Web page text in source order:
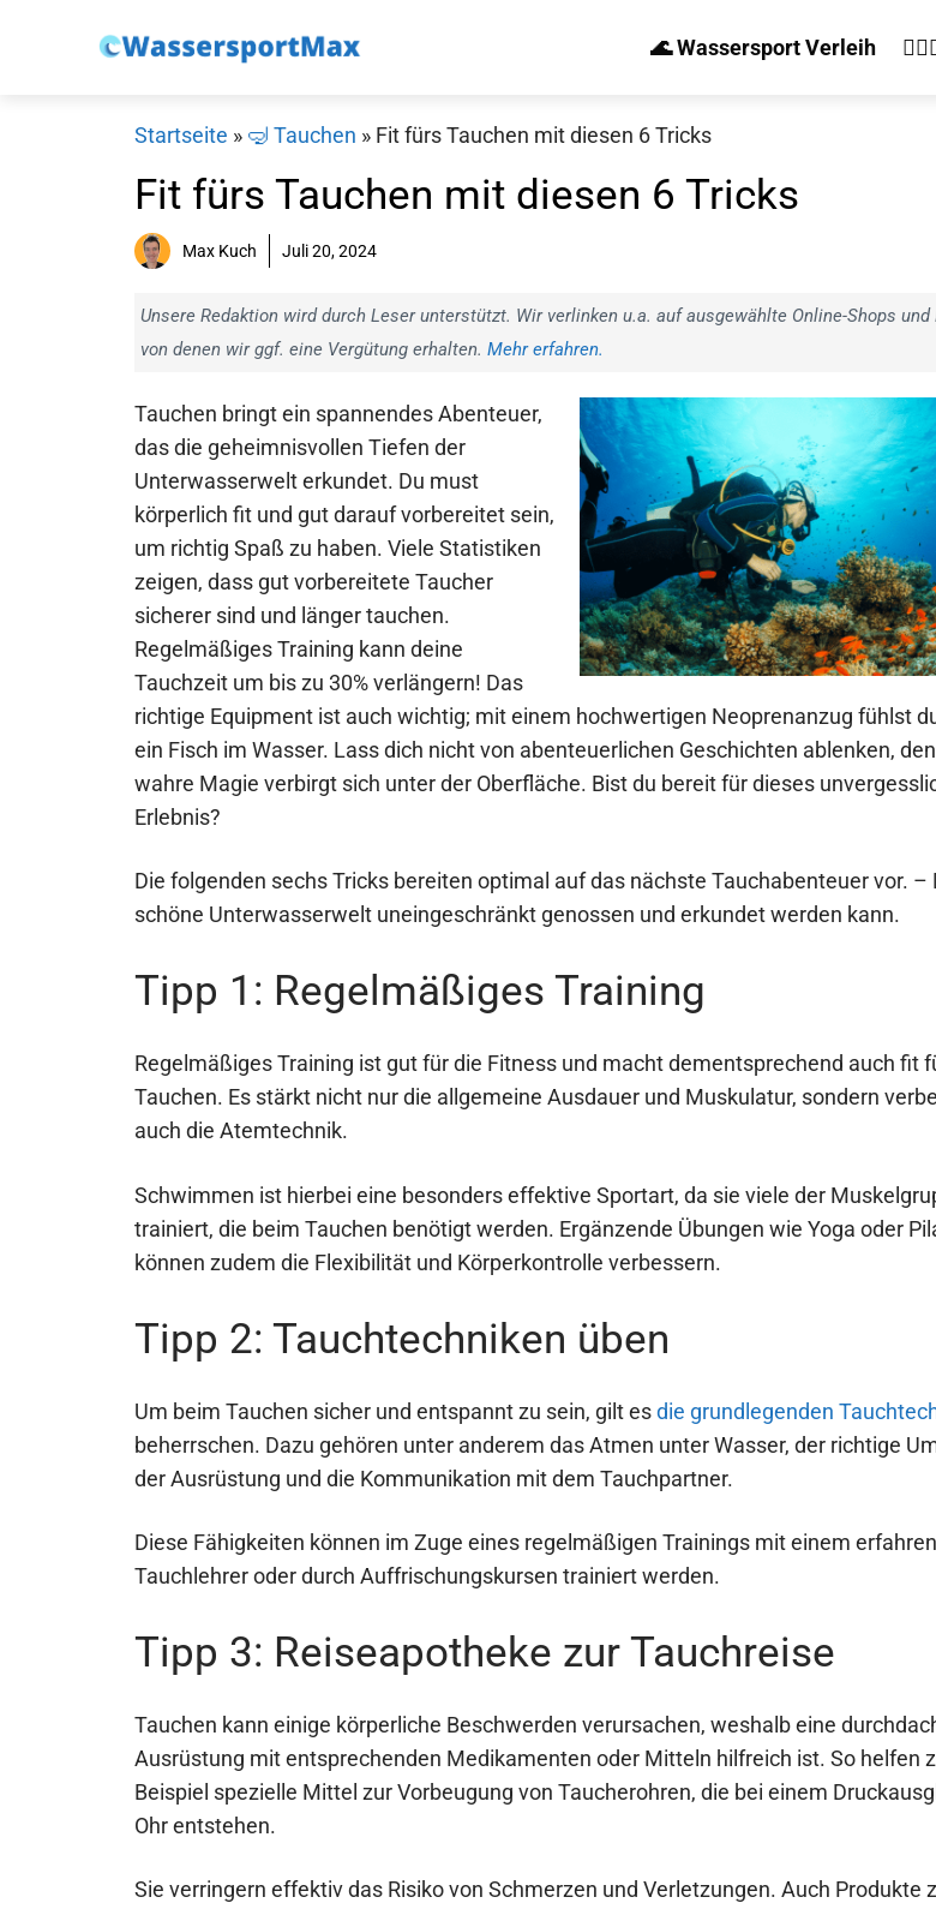
🌊 Wassersport Verleih
Startseite » 🤿 Tauchen » Fit fürs Tauchen mit diesen 6 Tricks
Fit fürs Tauchen mit diesen 6 Tricks
Max Kuch Juli 20, 2024
Unsere Redaktion wird durch Leser unterstützt. Wir verlinken u.a. auf ausgewählte Online-Shops und
von denen wir ggf. eine Vergütung erhalten. Mehr erfahren.
Tauchen bringt ein spannendes Abenteuer,
das die geheimnisvollen Tiefen der
Unterwasserwelt erkundet. Du must
körperlich fit und gut darauf vorbereitet sein,
um richtig Spaß zu haben. Viele Statistiken
zeigen, dass gut vorbereitete Taucher
sicherer sind und länger tauchen.
Regelmäßiges Training kann deine
Tauchzeit um bis zu 30% verlängern! Das
richtige Equipment ist auch wichtig; mit einem hochwertigen Neoprenanzug fühlst
ein Fisch im Wasser. Lass dich nicht von abenteuerlichen Geschichten ablenken,
wahre Magie verbirgt sich unter der Oberfläche. Bist du bereit für dieses
Erlebnis?
Die folgenden sechs Tricks bereiten optimal auf das nächste Tauchabenteuer vor. –
schöne Unterwasserwelt uneingeschränkt genossen und erkundet werden kann.
Tipp 1: Regelmäßiges Training
Regelmäßiges Training ist gut für die Fitness und macht dementsprechend auch fit
Tauchen. Es stärkt nicht nur die allgemeine Ausdauer und Muskulatur, sondern
auch die Atemtechnik.
Schwimmen ist hierbei eine besonders effektive Sportart, da sie viele der
trainiert, die beim Tauchen benötigt werden. Ergänzende Übungen wie Yoga oder
können zudem die Flexibilität und Körperkontrolle verbessern.
Tipp 2: Tauchtechniken üben
Um beim Tauchen sicher und entspannt zu sein, gilt esdie grundlegenden
beherrschen. Dazu gehören unter anderem das Atmen unter Wasser, der richtige
der Ausrüstung und die Kommunikation mit dem Tauchpartner.
Diese Fähigkeiten können im Zuge eines regelmäßigen Trainings mit einem
Tauchlehrer oder durch Auffrischungskursen trainiert werden.
Tipp 3: Reiseapotheke zur Tauchreise
Tauchen kann einige körperliche Beschwerden verursachen, weshalb eine
Ausrüstung mit entsprechenden Medikamenten oder Mitteln hilfreich ist. So helfen
Beispiel spezielle Mittel zur Vorbeugung von Taucherohren, die bei einem
Ohr entstehen.
Sie verringern effektiv das Risiko von Schmerzen und Verletzungen. Auch Produkte